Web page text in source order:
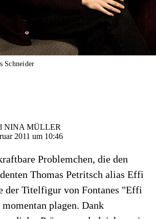
Schneider
NINA MÜLLER
2011 um 10:46
Problemchen, die den
Thomas Petritsch alias Effi
der Titelfigur von Fontanes "Effi
plagen. Dank